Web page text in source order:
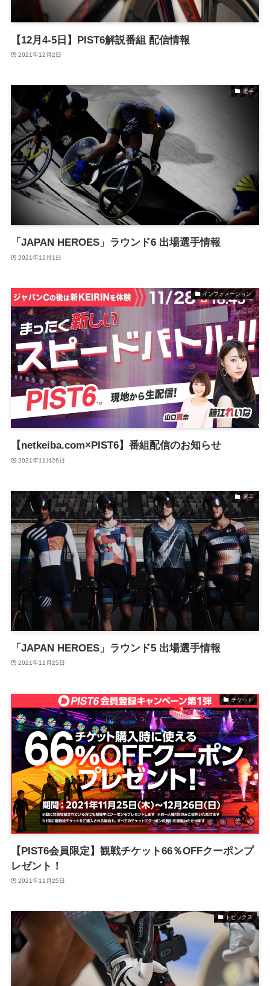
【12月4-5日】PIST6解説番組 配信情報
2021年12月2日
選手
「JAPAN HEROES」ラウンド6 出場選手情報
2021年12月1日
インフォメーション
【netkeiba.com×PIST6】番組配信のお知らせ
2021年11月26日
選手
「JAPAN HEROES」ラウンド5 出場選手情報
2021年11月25日
チケット
【PIST6会員限定】観戦チケット66％OFFクーポンプ
レゼント！
2021年11月25日
トピックス